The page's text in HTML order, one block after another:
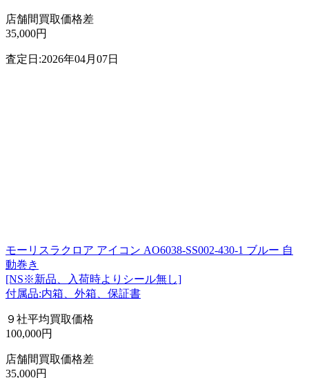
店舗間買取価格差
35,000円
査定日:2026年04月07日
モーリスラクロア アイコン AO6038-SS002-430-1 ブルー 自
動巻き
[NS※新品、入荷時よりシール無し]
付属品:内箱、外箱、保証書
９社平均買取価格
100,000円
店舗間買取価格差
35,000円